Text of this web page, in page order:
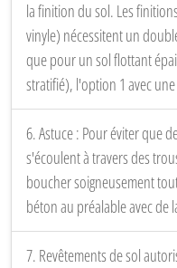
la finition du sol. Les
vinyle) nécessitent un
que pour un sol flottant
stratifié), l'option 1 avec
6. Astuce : Pour éviter que
s'écoulent à travers des
boucher soigneusement
béton au préalable avec de
7. Revêtements de sol